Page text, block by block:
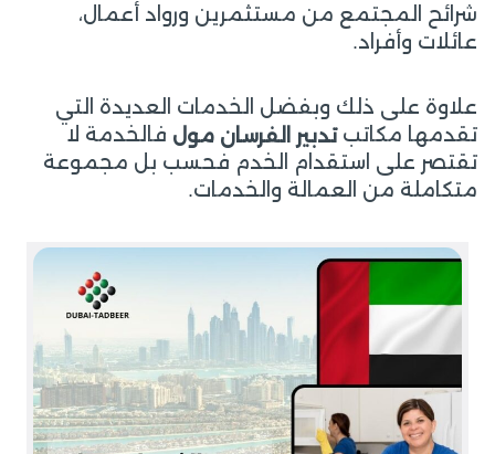
شرائح المجتمع من مستثمرين ورواد أعمال،
عائلات وأفراد.
علاوة على ذلك وبفضل الخدمات العديدة التي
تقدمها مكاتبتدبير الفرسان مول فالخدمة لا
تقتصر على استقدام الخدم فحسب بل مجموعة
متكاملة من العمالة والخدمات.